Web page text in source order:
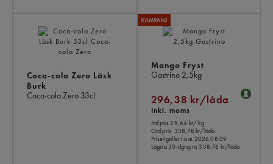
Coca-cola Zero Läsk
Burk
Coca-cola Zero 33cl
Mango Fryst
Gastrino 2,5kg
296,38 kr/låda
Inkl. moms
Jmf.pris 29,64 kr/ kg
Ord.pris 338,78 kr/låda
Priset gäller t.o.m 2026.08.09
Lägsta 30-dgrspris 338,76 kr/låda